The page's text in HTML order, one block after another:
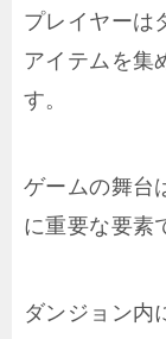
プレイヤーは
アイテムを集
す。
ゲームの舞台
に重要な要素
ダンジョン内